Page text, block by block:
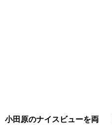
小田原のナイスビューを両